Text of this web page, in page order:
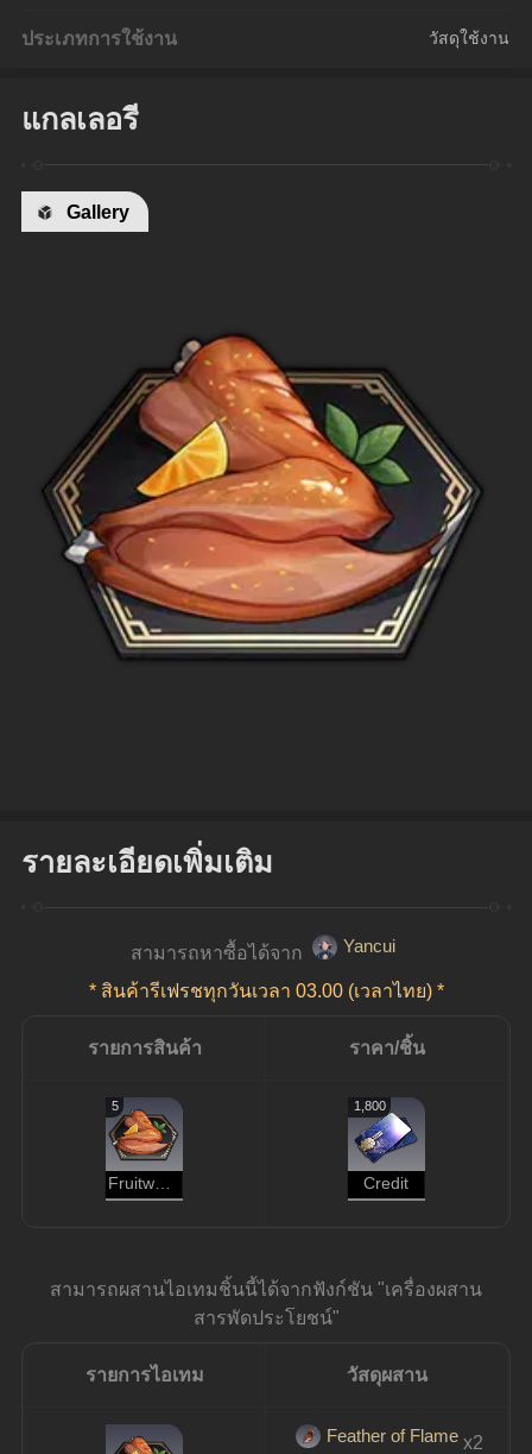
ประเภทการใช้งาน วัสดุใช้งาน
แกลเลอรี
Gallery
รายละเอียดเพิ่มเติม
สามารถหาซื้อได้จาก Yancui
* สินค้ารีเฟรชทุกวันเวลา 03.00 (เวลาไทย) *
รายการสินค้า ราคา/ชิ้น
5
Fruitwood-Grilled Shantak Moa Drumettes
1,800
Credit
สามารถผสานไอเทมชิ้นนี้ได้จากฟังก์ชัน "เครื่องผสาน
สารพัดประโยชน์"
รายการไอเทม วัสดุผสาน
Feather of Flame x2